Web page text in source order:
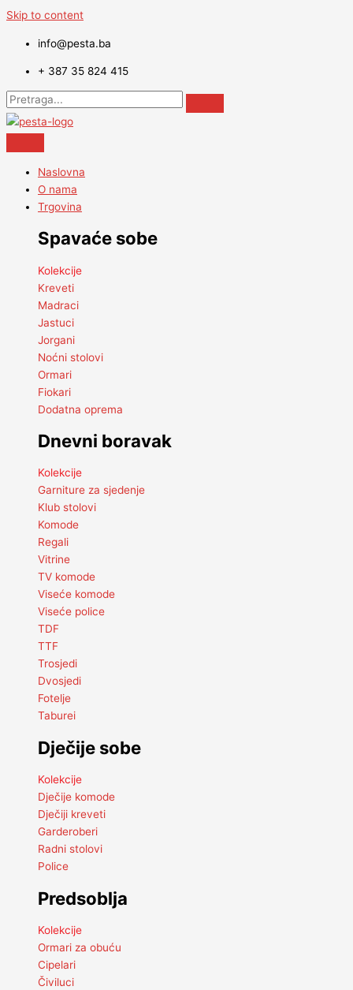
Skip to content
info@pesta.ba
+ 387 35 824 415
Naslovna
O nama
Trgovina
Spavaće sobe
Kolekcije
Kreveti
Madraci
Jastuci
Jorgani
Noćni stolovi
Ormari
Fiokari
Dodatna oprema
Dnevni boravak
Kolekcije
Garniture za sjedenje
Klub stolovi
Komode
Regali
Vitrine
TV komode
Viseće komode
Viseće police
TDF
TTF
Trosjedi
Dvosjedi
Fotelje
Taburei
Dječije sobe
Kolekcije
Dječije komode
Dječiji kreveti
Garderoberi
Radni stolovi
Police
Predsoblja
Kolekcije
Ormari za obuću
Cipelari
Čiviluci